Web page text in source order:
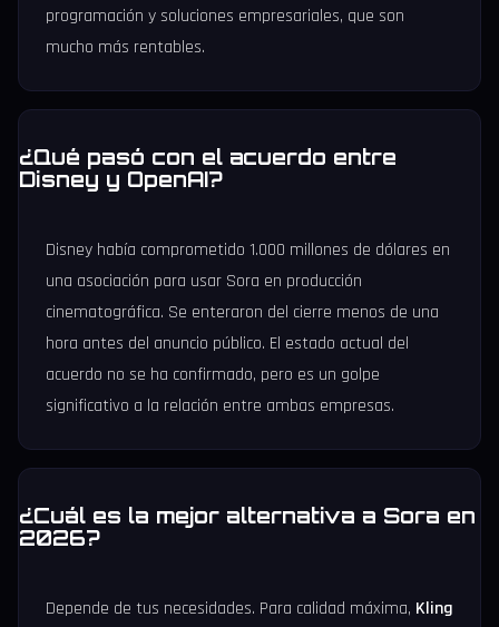
programación y soluciones empresariales, que son
mucho más rentables.
¿Qué pasó con el acuerdo entre
Disney y OpenAI?
Disney había comprometido 1.000 millones de dólares en
una asociación para usar Sora en producción
cinematográfica. Se enteraron del cierre menos de una
hora antes del anuncio público. El estado actual del
acuerdo no se ha confirmado, pero es un golpe
significativo a la relación entre ambas empresas.
¿Cuál es la mejor alternativa a Sora en
2026?
Depende de tus necesidades. Para calidad máxima, Kling